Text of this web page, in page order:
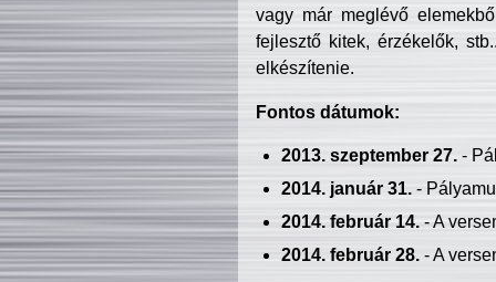
vagy már meglévő
fejlesztő kitek, érzékelők,
elkészítenie.
Fontos dátumok:
2013. szeptember 27.-
2014. január 31.-
2014. február 14.- A
2014. február 28.- A